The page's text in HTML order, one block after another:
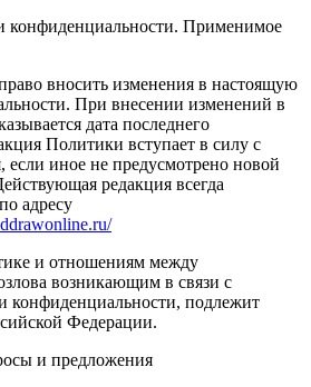
конфиденциальности. Применимое
вносить изменения в настоящую
При внесении изменений в
дата последнего
Политики вступает в силу с
если иное не предусмотрено новой
редакция всегда
адресу
и отношениям между
возникающим в связи с
конфиденциальности, подлежит
Федерации.
и предложения